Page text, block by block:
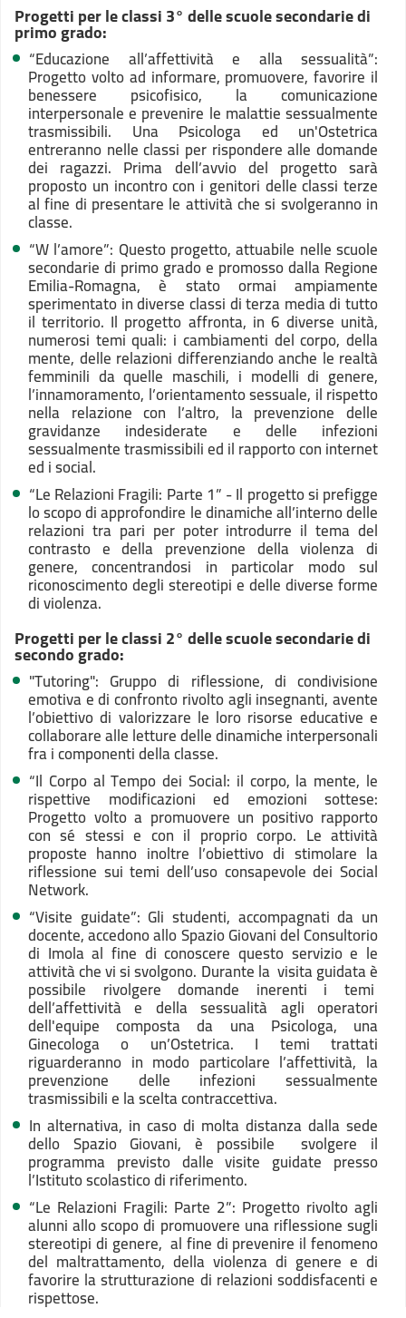
Progetti per le classi 3° delle scuole secondarie di
primo grado:
“Educazione all’affettività e alla sessualità”:
Progetto volto ad informare, promuovere, favorire il
benessere psicofisico, la comunicazione
interpersonale e prevenire le malattie sessualmente
trasmissibili. Una Psicologa ed un'Ostetrica
entreranno nelle classi per rispondere alle domande
dei ragazzi. Prima dell’avvio del progetto sarà
proposto un incontro con i genitori delle classi terze
al fine di presentare le attività che si svolgeranno in
classe.
“W l’amore”: Questo progetto, attuabile nelle scuole
secondarie di primo grado e promosso dalla Regione
Emilia-Romagna, è stato ormai ampiamente
sperimentato in diverse classi di terza media di tutto
il territorio. Il progetto affronta, in 6 diverse unità,
numerosi temi quali: i cambiamenti del corpo, della
mente, delle relazioni differenziando anche le realtà
femminili da quelle maschili, i modelli di genere,
l’innamoramento, l’orientamento sessuale, il rispetto
nella relazione con l’altro, la prevenzione delle
gravidanze indesiderate e delle infezioni
sessualmente trasmissibili ed il rapporto con internet
ed i social.
“Le Relazioni Fragili: Parte 1” - Il progetto si prefigge
lo scopo di approfondire le dinamiche all’interno delle
relazioni tra pari per poter introdurre il tema del
contrasto e della prevenzione della violenza di
genere, concentrandosi in particolar modo sul
riconoscimento degli stereotipi e delle diverse forme
di violenza.
Progetti per le classi 2° delle scuole secondarie di
secondo grado:
"Tutoring": Gruppo di riflessione, di condivisione
emotiva e di confronto rivolto agli insegnanti, avente
l’obiettivo di valorizzare le loro risorse educative e
collaborare alle letture delle dinamiche interpersonali
fra i componenti della classe.
“Il Corpo al Tempo dei Social: il corpo, la mente, le
rispettive modificazioni ed emozioni sottese:
Progetto volto a promuovere un positivo rapporto
con sé stessi e con il proprio corpo. Le attività
proposte hanno inoltre l’obiettivo di stimolare la
riflessione sui temi dell’uso consapevole dei Social
Network.
“Visite guidate”: Gli studenti, accompagnati da un
docente, accedono allo Spazio Giovani del Consultorio
di Imola al fine di conoscere questo servizio e le
attività che vi si svolgono. Durante la visita guidata è
possibile rivolgere domande inerenti i temi
dell’affettività e della sessualità agli operatori
dell'equipe composta da una Psicologa, una
Ginecologa o un’Ostetrica. I temi trattati
riguarderanno in modo particolare l’affettività, la
prevenzione delle infezioni sessualmente
trasmissibili e la scelta contraccettiva.
In alternativa, in caso di molta distanza dalla sede
dello Spazio Giovani, è possibile svolgere il
programma previsto dalle visite guidate presso
l’Istituto scolastico di riferimento.
“Le Relazioni Fragili: Parte 2”: Progetto rivolto agli
alunni allo scopo di promuovere una riflessione sugli
stereotipi di genere, al fine di prevenire il fenomeno
del maltrattamento, della violenza di genere e di
favorire la strutturazione di relazioni soddisfacenti e
rispettose.